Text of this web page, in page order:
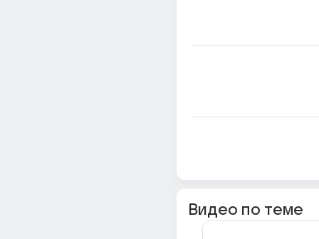
Видео по теме